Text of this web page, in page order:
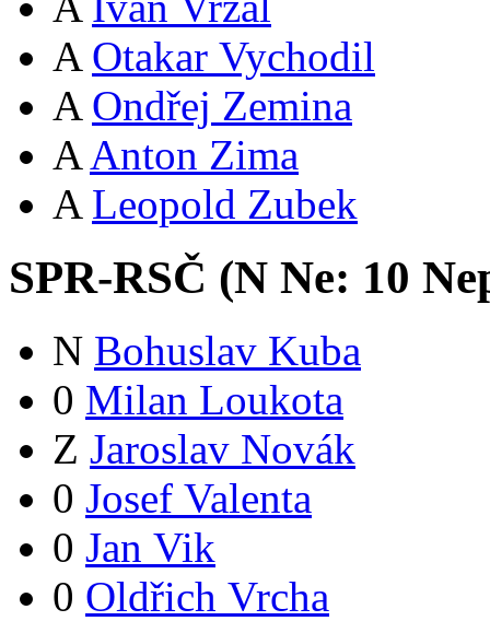
A Otakar Vychodil
A Ondřej Zemina
A Anton Zima
A Leopold Zubek
SPR-RSČ (N Ne: 10
N Bohuslav Kuba
0 Milan Loukota
Z Jaroslav Novák
0 Josef Valenta
0 Jan Vik
0 Oldřich Vrcha